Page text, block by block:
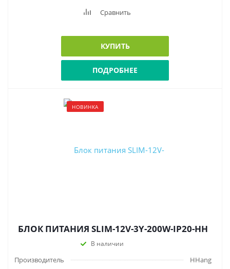
Сравнить
КУПИТЬ
ПОДРОБНЕЕ
НОВИНКА
БЛОК ПИТАНИЯ SLIM-12V-3Y-200W-IP20-HH
В наличии
Производитель
HHang